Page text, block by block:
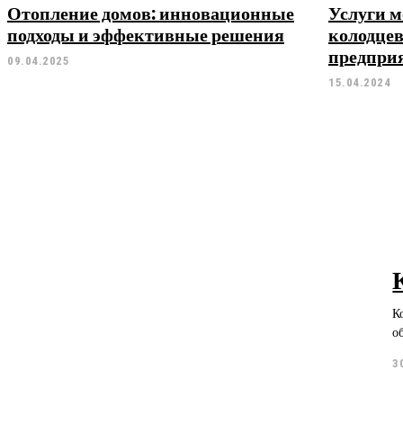
Отопление домов: инновационные
подходы и эффективные решения
09.04.2025
Услуги
15.04.2024